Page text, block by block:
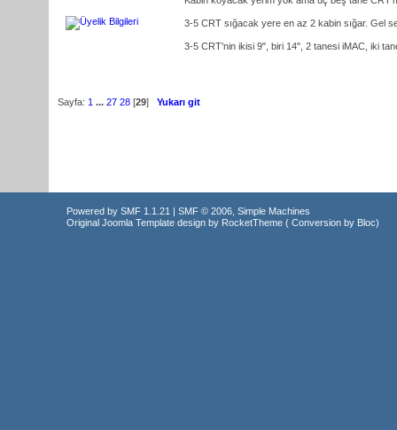
3-5 CRT sığacak yere en az 2 kabin sığar. Gel
3-5 CRT'nin ikisi 9", biri 14", 2 tanesi iMAC, iki
Sayfa: 1 ... 27 28 [29] Yukarı git
Powered by SMF 1.1.21 | SMF © 2006, Simple Machines
Original Joomla Template design by RocketTheme ( Conversion by Bloc)